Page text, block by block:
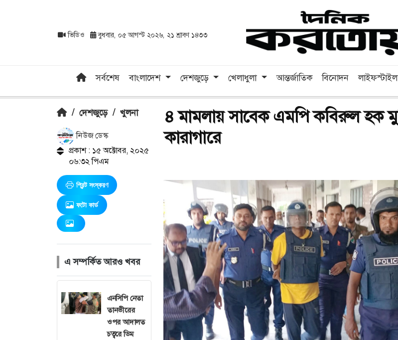
ভিডিও বুধবার, ০৫ আগস্ট ২০২৬, ২১ শ্রাবণ ১৪৩৩
সর্বশেষ বাংলাদেশ দেশজুড়ে খেলাধুলা আন্তর্জাতিক বিনোদন লাইফস্টাইল
/ দেশজুড়ে / খুলনা
নিউজ ডেস্ক
প্রকাশ : ১৫ অক্টোবর, ২০২৫
০৬:৩২ পিএম
প্রিন্ট সংস্করণ
ফটো কার্ড
এ সম্পর্কিত আরও খবর
এনসিপি নেতা
তানভীরের
ওপর আদালত
চত্বরে ডিম
৪ মামলায় সাবেক এমপি কবিরুল হক
কারাগারে